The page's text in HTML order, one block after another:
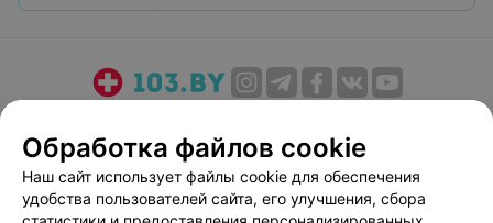
Медицинский маркетинг
Публичный договор
Пользовательское соглашение
Способы оплаты
Вакансии
Партнеры
Обработка файлов cookie
Наш сайт использует файлы cookie для обеспечения
удобства пользователей сайта, его улучшения, сбора